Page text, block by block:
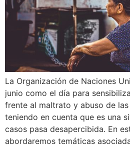
La Organización de Naciones
junio como el día para
frente al maltrato y abuso de
teniendo en cuenta que es una
casos pasa desapercibida. En
abordaremos temáticas